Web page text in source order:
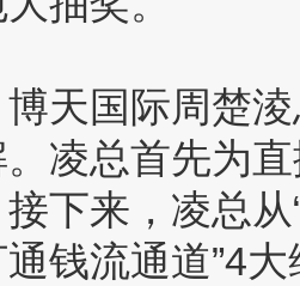
国际周楚淩
凌总首先为
下来，凌总
钱流通道”4